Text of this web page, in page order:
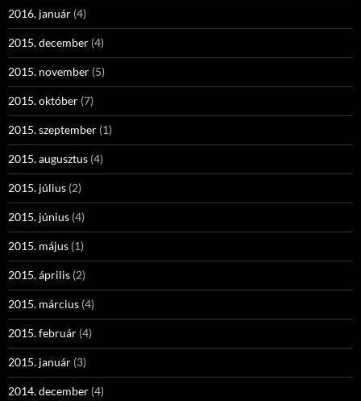
2016. január (4)
2015. december (4)
2015. november (5)
2015. október (7)
2015. szeptember (1)
2015. augusztus (4)
2015. július (2)
2015. június (4)
2015. május (1)
2015. április (2)
2015. március (4)
2015. február (4)
2015. január (3)
2014. december (4)